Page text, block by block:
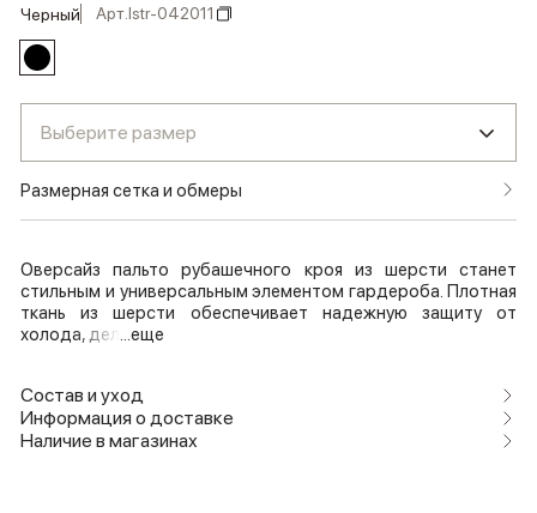
черный Арт.lstr-042011
Выберите размер
Размерная сетка и обмеры
Оверсайз пальто рубашечного кроя из шерсти станет
стильным и универсальным элементом гардероба. Плотная
ткань из шерсти обеспечивает надежную защиту от
холода, дел ...еще
Состав и уход
Информация о доставке
Наличие в магазинах